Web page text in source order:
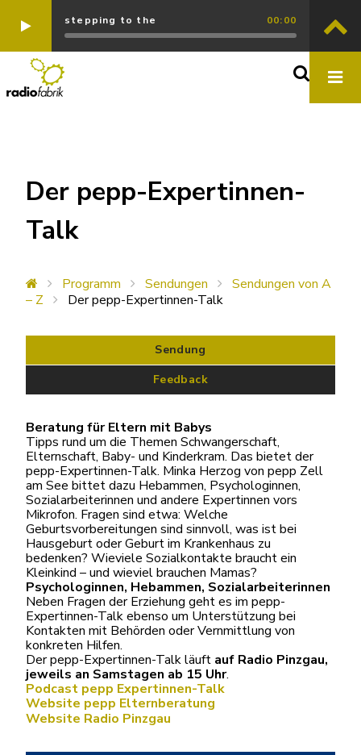
stepping to the 00:00
Der pepp-Expertinnen-
Talk
Programm Sendungen
Sendungen von A
– Z
Der pepp-Expertinnen-Talk
Sendung
Feedback
Beratung für Eltern mit Babys
Tipps rund um die Themen Schwangerschaft,
Elternschaft, Baby- und Kinderkram. Das bietet der
pepp-Expertinnen-Talk. Minka Herzog von pepp Zell
am See bittet dazu Hebammen, Psychologinnen,
Sozialarbeiterinnen und andere Expertinnen vors
Mikrofon. Fragen sind etwa: Welche
Geburtsvorbereitungen sind sinnvoll, was ist bei
Hausgeburt oder Geburt im Krankenhaus zu
bedenken? Wieviele Sozialkontakte braucht ein
Kleinkind – und wieviel brauchen Mamas?
Psychologinnen, Hebammen, Sozialarbeiterinnen
Neben Fragen der Erziehung geht es im pepp-
Expertinnen-Talk ebenso um Unterstützung bei
Kontakten mit Behörden oder Vernmittlung von
konkreten Hilfen.
Der pepp-Expertinnen-Talk läuft auf Radio Pinzgau,
jeweils an Samstagen ab 15 Uhr.
Podcast pepp Expertinnen-Talk
Website pepp Elternberatung
Website Radio Pinzgau